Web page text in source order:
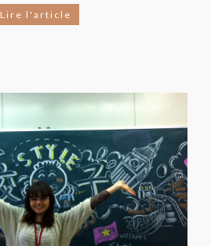
Lire l'article